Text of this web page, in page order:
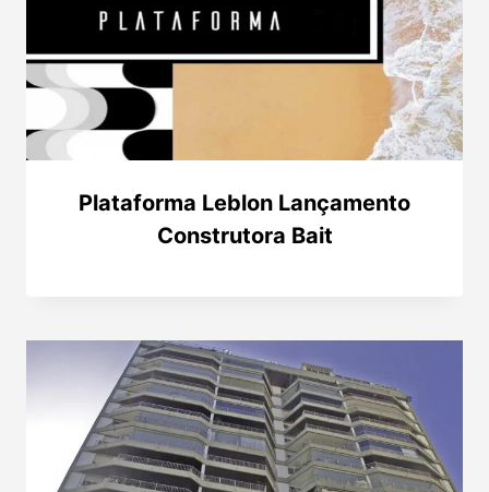
Plataforma Leblon Lançamento
Construtora Bait